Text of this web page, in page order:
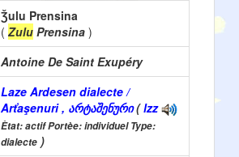
Ǯulu Prensina
( Zulu Prensina )
Antoine De Saint Exupéry
Laze Ardesen dialecte /
Arťaşenuri , არტაშენური(lzz
Ètat: actif Portèe: individuel Type:
dialecte )